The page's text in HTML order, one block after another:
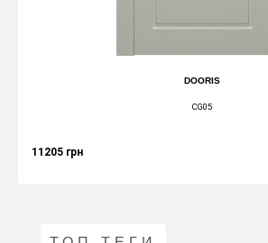
DOORIS
CG05
11205 грн